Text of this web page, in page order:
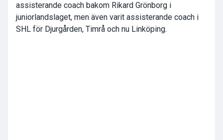
assisterande coach bakom Rikard Grönborg i
juniorlandslaget, men även varit assisterande coach i
SHL för Djurgården, Timrå och nu Linköping.